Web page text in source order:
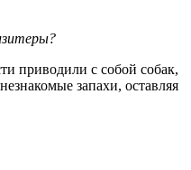
приводили с собой собак,
запахи, оставляя